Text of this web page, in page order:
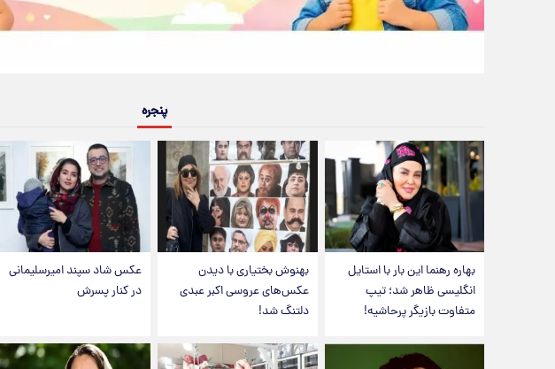
پنجره
بهاره رهنما این بار با استایل
انگلیسی ظاهر شد؛ تیپ
متفاوت بازیگر پرحاشیه!
بهنوش بختیاری با دیدن
عکس‌های عروسی اکبر عبدی
دلتنگ شد!
عکس شاد سپند امیرسلیمانی
در کنار پسرش